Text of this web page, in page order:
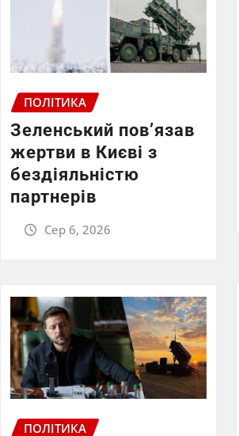
ПОЛІТИКА
Зеленський пов’язав
жертви в Києві з
бездіяльністю
партнерів
Сер 6, 2026
ПОЛІТИКА